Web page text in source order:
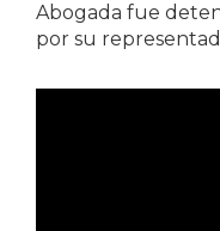
Abogada fue
por su